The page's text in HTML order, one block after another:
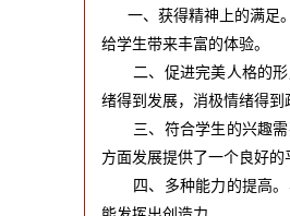
一、获得精神上的满足。
给学生带来丰富的体验。
二、促进完美人格的形
绪得到发展，消极情绪得到
三、符合学生的兴趣需
方面发展提供了一个良好的
四、多种能力的提高。